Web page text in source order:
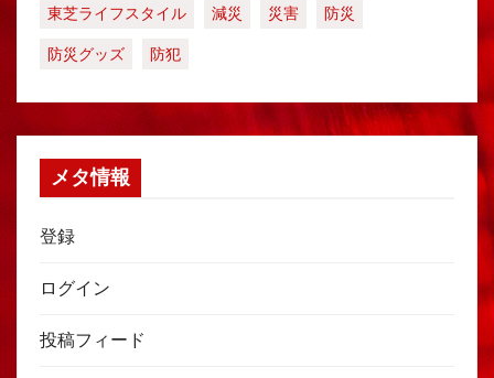
東芝ライフスタイル
減災 災害
防災
防災グッズ
防犯
メタ情報
登録
ログイン
投稿フィード